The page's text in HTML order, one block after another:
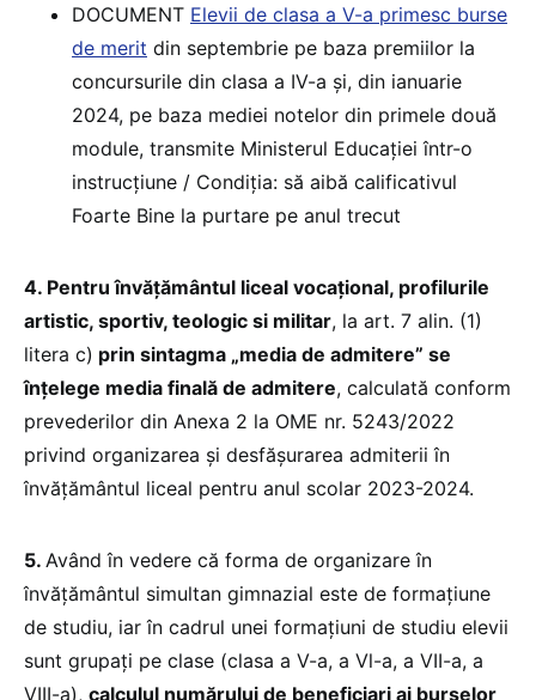
DOCUMENT Elevii de clasa a V-a primesc burse
de merit din septembrie pe baza premiilor la
concursurile din clasa a IV-a și, din ianuarie
2024, pe baza mediei notelor din primele două
module, transmite Ministerul Educației într-o
instrucțiune / Condiția: să aibă calificativul
Foarte Bine la purtare pe anul trecut
4. Pentru învățământul liceal vocațional, profilurile
artistic, sportiv, teologic si militar, la art. 7 alin. (1)
litera c) prin sintagma „media de admitere” se
înțelege media finală de admitere, calculată conform
prevederilor din Anexa 2 la OME nr. 5243/2022
privind organizarea și desfășurarea admiterii în
învățământul liceal pentru anul scolar 2023-2024.
5. Având în vedere că forma de organizare în
învățământul simultan gimnazial este de formațiune
de studiu, iar în cadrul unei formațiuni de studiu elevii
sunt grupați pe clase (clasa a V-a, a Vl-a, a VII-a, a
VIII-a), calculul numărului de beneficiari ai burselor